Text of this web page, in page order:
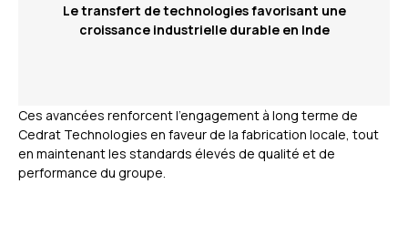
Le transfert de technologies favorisant une
croissance industrielle durable en Inde
Ces avancées renforcent l’engagement à long terme de
Cedrat Technologies en faveur de la fabrication locale, tout
en maintenant les standards élevés de qualité et de
performance du groupe.